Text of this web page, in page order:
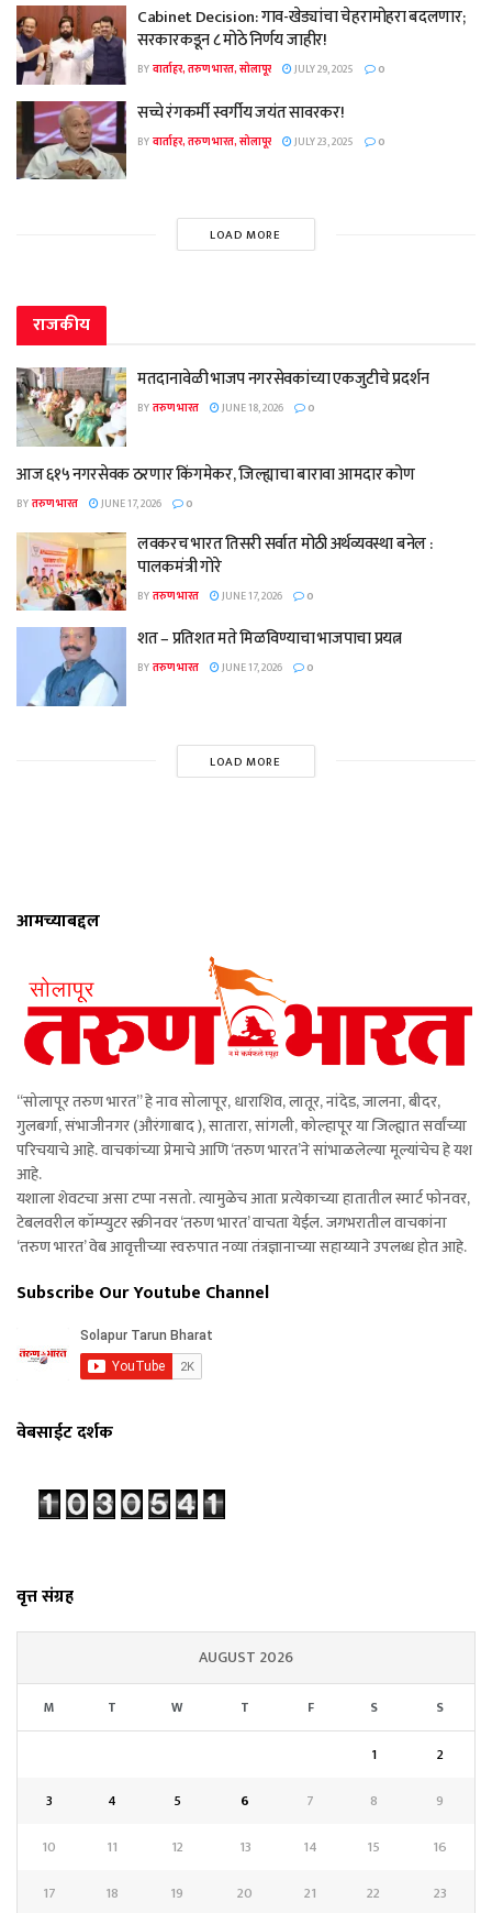
Cabinet Decision: गाव-खेड्यांचा चेहरामोहरा बदलणार;
सरकारकडून ८ मोठे निर्णय जाहीर!
BYवार्ताहर, तरुण भारत, सोलापूर JULY 29, 2025 0
सच्चे रंगकर्मी स्वर्गीय जयंत सावरकर!
BYवार्ताहर, तरुण भारत, सोलापूर JULY 23, 2025 0
LOAD MORE
राजकीय
मतदानावेळी भाजप नगरसेवकांच्या एकजुटीचे प्रदर्शन
BYतरुण भारत JUNE 18, 2026 0
आज ६१५ नगरसेवक ठरणार किंगमेकर, जिल्ह्याचा बारावा आमदार कोण
BYतरुण भारत JUNE 17, 2026 0
लवकरच भारत तिसरी सर्वात मोठी अर्थव्यवस्था बनेल :
पालकमंत्री गोरे
BYतरुण भारत JUNE 17, 2026 0
शत – प्रतिशत मते मिळविण्याचा भाजपाचा प्रयत्न
BYतरुण भारत JUNE 17, 2026 0
LOAD MORE
आमच्याबद्दल
“सोलापूर तरुण भारत” हे नाव सोलापूर, धाराशिव, लातूर, नांदेड, जालना, बीदर,
गुलबर्गा, संभाजीनगर (औरंगाबाद ), सातारा, सांगली, कोल्हापूर या जिल्ह्यात सर्वांच्या
परिचयाचे आहे. वाचकांच्या प्रेमाचे आणि ‘तरुण भारत’ने सांभाळलेल्या मूल्यांचेच हे यश
आहे.
यशाला शेवटचा असा टप्पा नसतो. त्यामुळेच आता प्रत्येकाच्या हातातील स्मार्ट फोनवर,
टेबलवरील कॉम्प्युटर स्क्रीनवर ‘तरुण भारत’ वाचता येईल. जगभरातील वाचकांना
‘तरुण भारत’ वेब आवृत्तीच्या स्वरुपात नव्या तंत्रज्ञानाच्या सहाय्याने उपलब्ध होत आहे.
Subscribe Our Youtube Channel
वेबसाईट दर्शक
वृत्त संग्रह
AUGUST 2026
M T W T F S S
1
2
3
4 5 6 7 8
9
10
11 12 13 14 15
16
17
18 19 20 21 22 23